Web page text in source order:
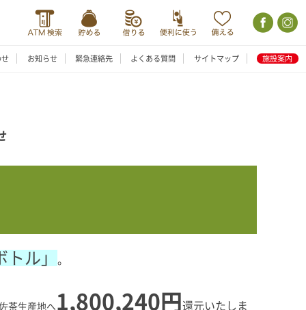
せ お知らせ 緊急連絡先 よくある質問 サイトマップ 施設案内
トル」 。
茶生産地へ 1,800,240 円 還元いたしま